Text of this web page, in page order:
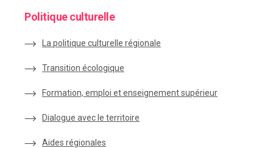
Politique culturelle
La politique culturelle régionale
Transition écologique
Formation, emploi et enseignement supérieur
Dialogue avec le territoire
Aides régionales